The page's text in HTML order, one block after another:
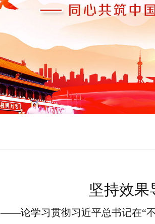
坚持效果
——论学习贯彻习近平总书记在“